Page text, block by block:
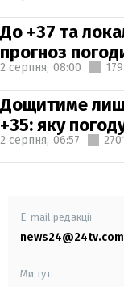
До +37 та
прогноз
2 серпня, 08:00
Дощитиме
+35: яку
2 серпня, 06:57
E-mail редакції
Ми тут: